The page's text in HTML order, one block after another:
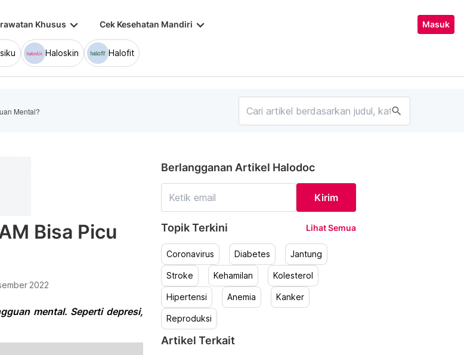
Khusus keyboard_arrow_down Cek Kesehatan Mandiri keyboard_arrow_down Masuk
Haloskin Halofit
Mental? search
Bisa Picu
2022
mental. Seperti depresi,
Berlangganan Artikel Halodoc
Kirim
Topik Terkini Lihat Semua
Coronavirus Diabetes Jantung
Stroke Kehamilan Kolesterol
Hipertensi Anemia Kanker
Reproduksi
Artikel Terkait